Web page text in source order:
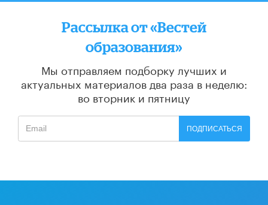
Рассылка от «Вестей
образования»
Мы отправляем подборку лучших и
актуальных материалов два раза в неделю:
во вторник и пятницу
ПОДПИСАТЬСЯ